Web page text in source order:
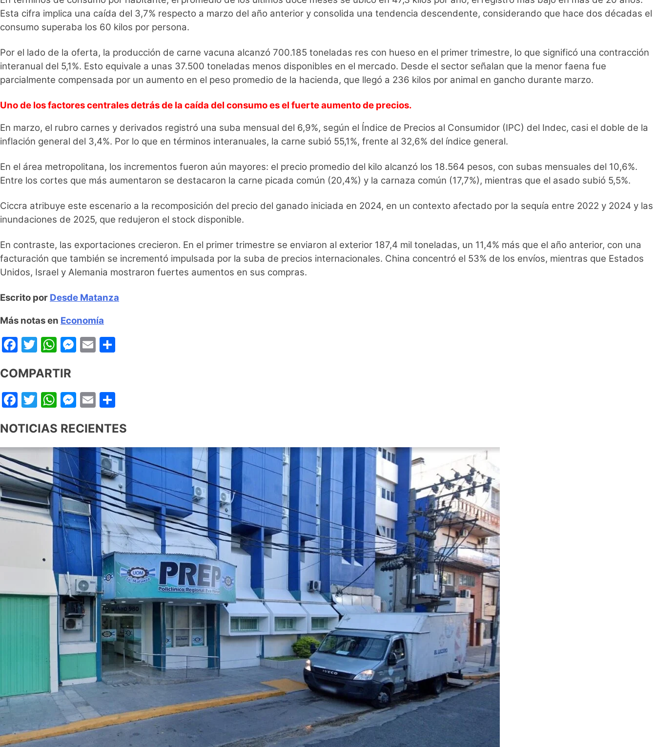
Esta cifra implica una caída del 3,7% respecto a marzo del año anterior y consolida una tendencia descendente, considerando que hace dos décadas el
consumo superaba los 60 kilos por persona.
Por el lado de la oferta, la producción de carne vacuna alcanzó 700.185 toneladas res con hueso en el primer trimestre, lo que significó una contracción
interanual del 5,1%. Esto equivale a unas 37.500 toneladas menos disponibles en el mercado. Desde el sector señalan que la menor faena fue
parcialmente compensada por un aumento en el peso promedio de la hacienda, que llegó a 236 kilos por animal en gancho durante marzo.
Uno de los factores centrales detrás de la caída del consumo es el fuerte aumento de precios.
En marzo, el rubro carnes y derivados registró una suba mensual del 6,9%, según el Índice de Precios al Consumidor (IPC) del Indec, casi el doble de la
inflación general del 3,4%. Por lo que en términos interanuales, la carne subió 55,1%, frente al 32,6% del índice general.
En el área metropolitana, los incrementos fueron aún mayores: el precio promedio del kilo alcanzó los 18.564 pesos, con subas mensuales del 10,6%.
Entre los cortes que más aumentaron se destacaron la carne picada común (20,4%) y la carnaza común (17,7%), mientras que el asado subió 5,5%.
Ciccra atribuye este escenario a la recomposición del precio del ganado iniciada en 2024, en un contexto afectado por la sequía entre 2022 y 2024 y las
inundaciones de 2025, que redujeron el stock disponible.
En contraste, las exportaciones crecieron. En el primer trimestre se enviaron al exterior 187,4 mil toneladas, un 11,4% más que el año anterior, con una
facturación que también se incrementó impulsada por la suba de precios internacionales. China concentró el 53% de los envíos, mientras que Estados
Unidos, Israel y Alemania mostraron fuertes aumentos en sus compras.
Escrito por Desde Matanza
Más notas en Economía
Facebook
Twitter
WhatsApp
Messenger
Email
COMPARTIR
Facebook
Twitter
WhatsApp
Messenger
Email
NOTICIAS RECIENTES